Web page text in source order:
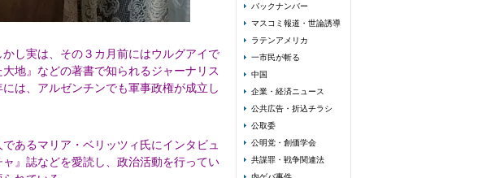
し実は、その３カ月前にはウルグアイで
地』などの著書で知られるジャーナリス
は、アルゼンチンでも軍事政権が成立し
あるマリア・ベリッツィ氏にインタビュ
』誌などを愛読し、政治活動を行ってい
バックナンバー
マスコミ報道・世論誘導
ラテンアメリカ
一市民が斬る
中国
企業・経済ニュース
公共広告・折込チラシ
公取委
公明党・創価学会
共謀罪・戦争関連法